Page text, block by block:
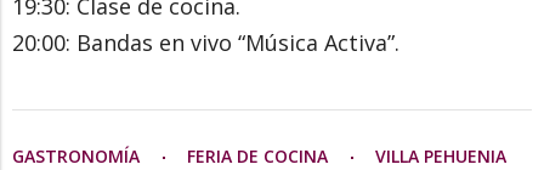
19:30: Clase de cocina.
20:00: Bandas en vivo “Música Activa”.
GASTRONOMÍA FERIA DE COCINA VILLA PEHUENIA